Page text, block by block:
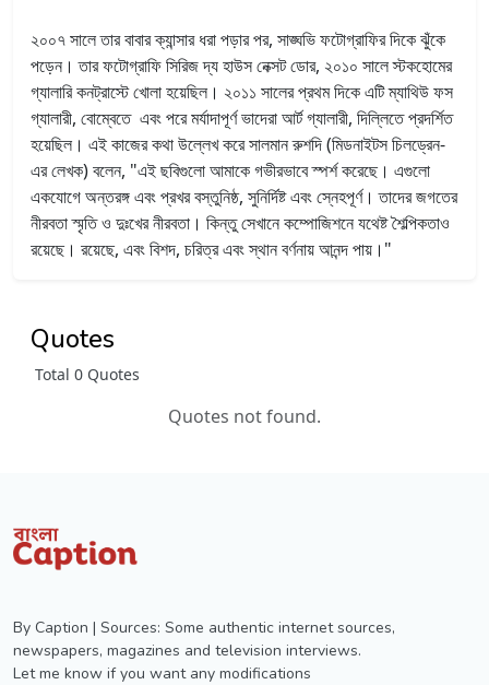
২০০৭ সালে তার বাবার ক্যান্সার ধরা পড়ার পর, সাঙ্ঘভি ফটোগ্রাফির দিকে ঝুঁকে
পড়েন। তার ফটোগ্রাফি সিরিজ দ্য হাউস নেক্সট ডোর, ২০১০ সালে স্টকহোমের
গ্যালারি কনট্রাস্টে খোলা হয়েছিল। ২০১১ সালের প্রথম দিকে এটি ম্যাথিউ ফস
গ্যালারী, বোম্বেতে এবং পরে মর্যাদাপূর্ণ ভাদেরা আর্ট গ্যালারী, দিল্লিতে প্রদর্শিত
হয়েছিল। এই কাজের কথা উল্লেখ করে সালমান রুশদি (মিডনাইটস চিলড্রেন-
এর লেখক) বলেন, "এই ছবিগুলো আমাকে গভীরভাবে স্পর্শ করেছে। এগুলো
একযোগে অন্তরঙ্গ এবং প্রখর বস্তুনিষ্ঠ, সুনির্দিষ্ট এবং স্নেহপূর্ণ। তাদের জগতের
নীরবতা স্মৃতি ও দুঃখের নীরবতা। কিন্তু সেখানে কম্পোজিশনে যথেষ্ট শৈল্পিকতাও
রয়েছে। রয়েছে, এবং বিশদ, চরিত্র এবং স্থান বর্ণনায় আনন্দ পায়।"
Quotes
Total 0 Quotes
Quotes not found.
By Caption | Sources: Some authentic internet sources,
newspapers, magazines and television interviews.
Let me know if you want any modifications